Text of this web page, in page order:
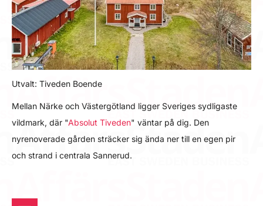
Utvalt: Tiveden Boende
Mellan Närke och Västergötland ligger Sveriges sydligaste
vildmark, där "Absolut Tiveden" väntar på dig. Den
nyrenoverade gården sträcker sig ända ner till en egen pir
och strand i centrala Sannerud.